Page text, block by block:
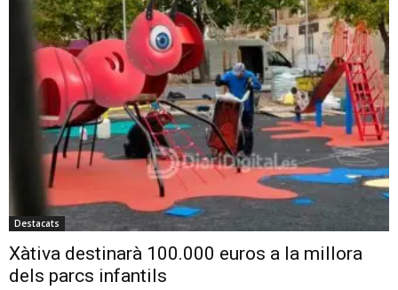
Destacats
Xàtiva destinarà 100.000 euros a la millora
dels parcs infantils